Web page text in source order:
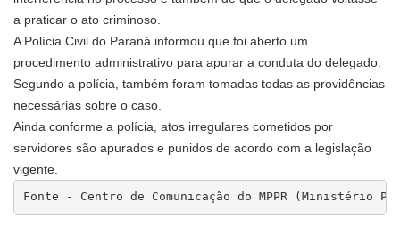
a praticar o ato criminoso.
A Polícia Civil do Paraná informou que foi aberto um
procedimento administrativo para apurar a conduta do delegado.
Segundo a polícia, também foram tomadas todas as providências
necessárias sobre o caso.
Ainda conforme a polícia, atos irregulares cometidos por
servidores são apurados e punidos de acordo com a legislação
vigente.
Fonte - Centro de Comunicação do MPPR (Ministério